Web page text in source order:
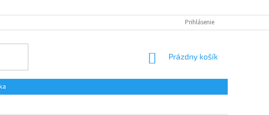
Prihlásenie
NÁKUPNÝ
Prázdny košík